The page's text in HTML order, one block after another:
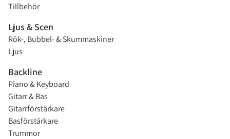
Tillbehör
Ljus & Scen
Rök-, Bubbel- & Skummaskiner
Ljus
Backline
Piano & Keyboard
Gitarr & Bas
Gitarrförstärkare
Basförstärkare
Trummor